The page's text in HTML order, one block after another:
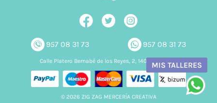
957 08 31 73 957 08 31 73
Calle Platero Bernabé de los Reyes, 2, 14006 Córdoba
© 2026 ZIG ZAG MERCERÍA CREATIVA
MIS TALLERES